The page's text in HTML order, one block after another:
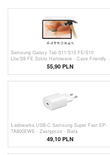
Samsung Galaxy Tab S11/S10 FE/S10
Lite/S9 FE Szkło Hartowane - Case Friendly -
55,90 PLN
Ładowarka USB-C Samsung Super Fast EP-
TA800EWE - Zastępcze - Biała
49,10 PLN